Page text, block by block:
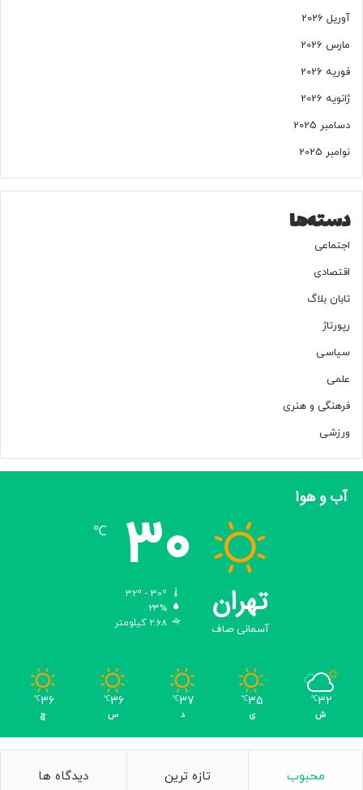
آوریل 2026
مارس 2026
فوریه 2026
ژانویه 2026
دسامبر 2025
نوامبر 2025
دسته‌ها
اجتماعی
اقتصادی
تابان بلاگ
رپورتاژ
سیاسی
علمی
فرهنگی و هنری
ورزشی
آب و هوا
تهران
آسمانی صاف
30
℃
23%
2.68 کیلومتر
32
℃
ش
35
℃
ی
37
℃
د
36
℃
س
36
℃
چ
محبوب تازه ترین دیدگاه ها